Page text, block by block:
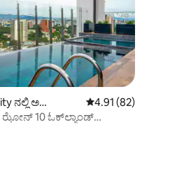
ನಲ್ಲಿ ಅ
5 ರಲ್ಲಿ 4.91 ಸರಾಸರಿ
4.91 (82)
ಝೋನ್ 10 ಓಕ್‌ಲ್ಯಾಂಡ್